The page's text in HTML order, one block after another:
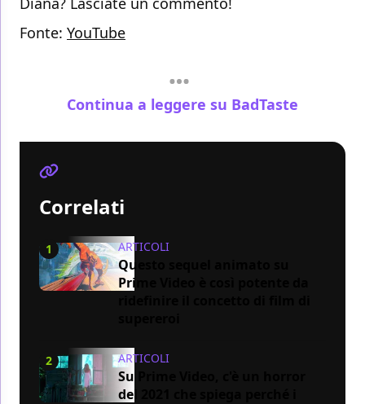
Fonte: YouTube
Continua a leggere su BadTaste
Correlati
1 ARTICOLI
Questo sequel animato su
Prime Video è così potente da
2 ARTICOLI
Su Prime Video, c'è un horror
del 2021 che spiega perché i